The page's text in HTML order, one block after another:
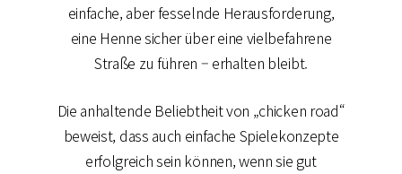
einfache, aber fesselnde Herausforderung,
eine Henne sicher über eine vielbefahrene
Straße zu führen – erhalten bleibt.
Die anhaltende Beliebtheit von „chicken road“
beweist, dass auch einfache Spielekonzepte
erfolgreich sein können, wenn sie gut